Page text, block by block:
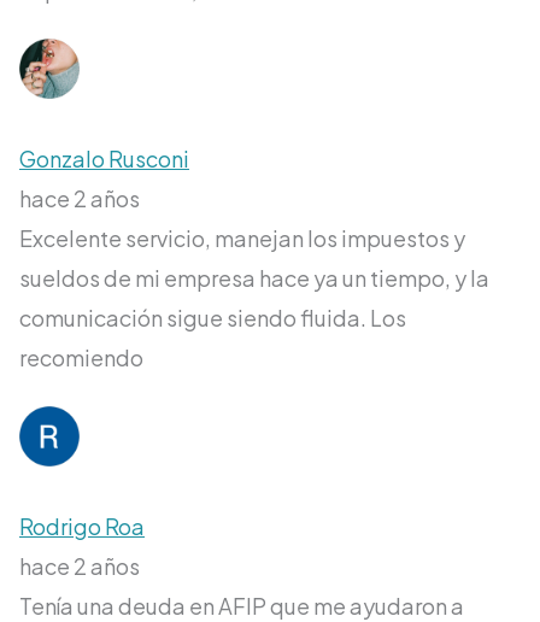
Gonzalo Rusconi
hace 2 años
Excelente servicio, manejan los impuestos y
sueldos de mi empresa hace ya un tiempo, y la
comunicación sigue siendo fluida. Los
recomiendo
Rodrigo Roa
hace 2 años
Tenía una deuda en AFIP que me ayudaron a